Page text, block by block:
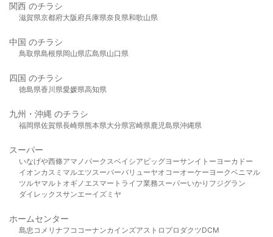
関西 のチラシ
滋賀県京都府大阪府兵庫県奈良県和歌山県
中国 のチラシ
鳥取県島根県岡山県広島県山口県
四国 のチラシ
徳島県香川県愛媛県高知県
九州・沖縄 のチラシ
福岡県佐賀県長崎県熊本県大分県宮崎県鹿児島県沖縄県
スーパー
いなげや西條アマノパークスベイシア ビッグヨーサンイトーヨーカドー
イオンカスミ マルエツスーパーバリューヤオコーオーケー ヨークベニマル
ツルヤマルト オギノ エスマート ライフ業務スーパーいかり フジグラン
ダイレックスサンエーイズミヤ
ホームセンター
島忠 コメリ ナフコ コーナンカインズアストロプロダクツDCM